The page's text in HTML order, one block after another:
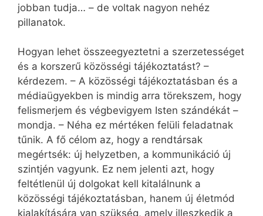
jobban tudja… – de voltak nagyon nehéz
pillanatok.
Hogyan lehet összeegyeztetni a szerzetességet
és a korszerű közösségi tájékoztatást? –
kérdezem. – A közösségi tájékoztatásban és a
médiaügyekben is mindig arra törekszem, hogy
felismerjem és végbevigyem Isten szándékát –
mondja. – Néha ez mértéken felüli feladatnak
tűnik. A fő célom az, hogy a rendtársak
megértsék: új helyzetben, a kommunikáció új
szintjén vagyunk. Ez nem jelenti azt, hogy
feltétlenül új dolgokat kell kitalálnunk a
közösségi tájékoztatásban, hanem új életmód
kialakítására van szükség, amely illeszkedik a